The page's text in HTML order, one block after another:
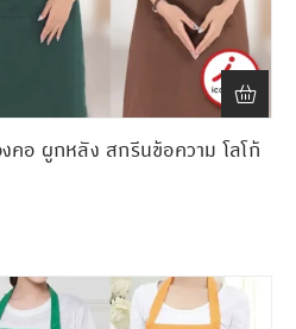
คอ ผูกหลัง สกรีนข้อความ โลโก้